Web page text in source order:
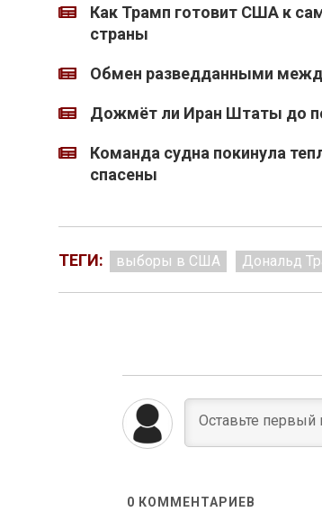
Как Трамп готовит США к
страны
Обмен разведданными
Дожмёт ли Иран Штаты до
Команда судна покинула
спасены
ТЕГИ: выборы в США Дональд
0 КОММЕНТАРИЕВ